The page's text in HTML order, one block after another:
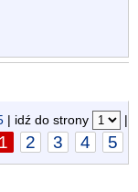
| idź do strony |
1 2 3 4 5